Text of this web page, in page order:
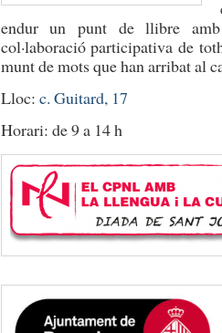
endur un punt de llibre
col·laboració participativa de
munt de mots que han arribat al
Lloc: c. Guitard, 17
Horari: de 9 a 14 h